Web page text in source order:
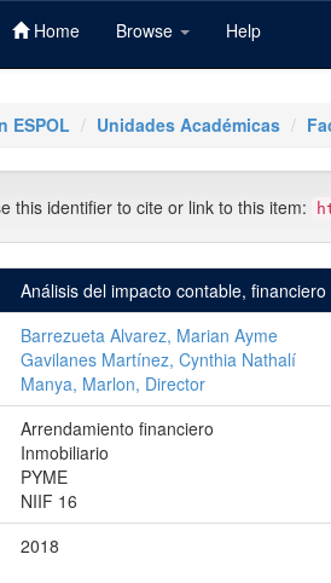
Home Browse Help
ESPOL Unidades Académicas
this identifier to cite or link to this item:
Análisis del impacto contable,
Barrezueta Alvarez, Marian Ayme
Gavilanes Martínez, Cynthia Nathalí
Manya, Marlon, Director
Arrendamiento financiero
Inmobiliario
PYME
NIIF 16
2018